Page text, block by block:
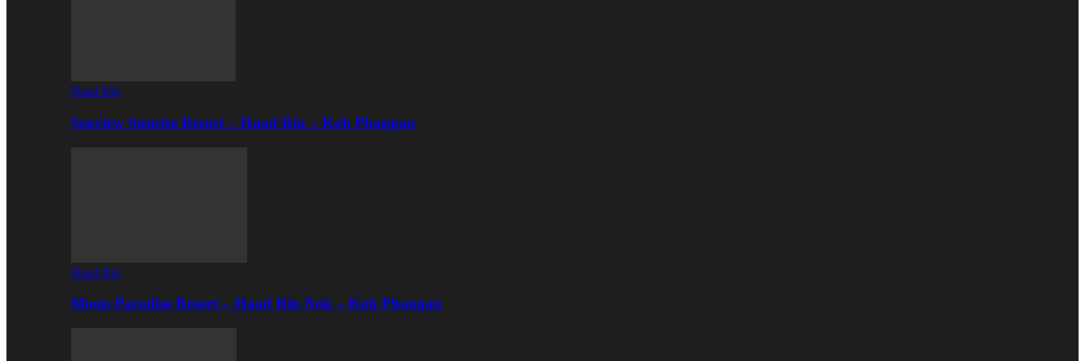
Haad Rin
Seaview Sunrise Resort – Haad Rin – Koh Phangan
Haad Rin
Moon Paradise Resort – Haad Rin Nok – Koh Phangan